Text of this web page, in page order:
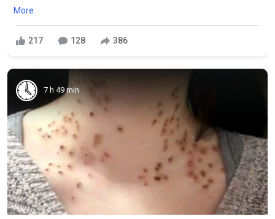
More
217 128 386
7 h 49 min